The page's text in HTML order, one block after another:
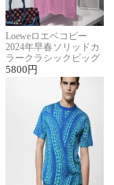
Loeweロエベコピー
2024年早春ソリッドカ
ラークラシックビッグ
ロゴ刺繍Tシャツ
5800 円